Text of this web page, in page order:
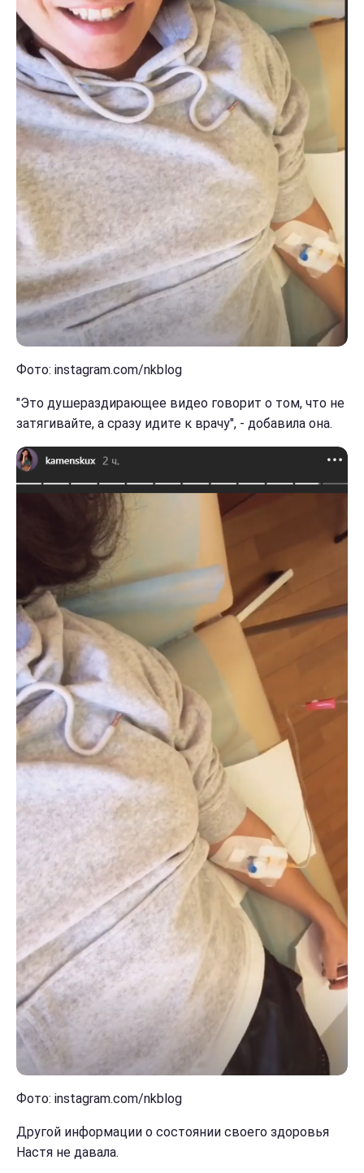
Фото: instagram.com/nkblog
"Это душераздирающее видео говорит о том, что не
затягивайте, а сразу идите к врачу", - добавила она.
Фото: instagram.com/nkblog
Другой информации о состоянии своего здоровья
Настя не давала.